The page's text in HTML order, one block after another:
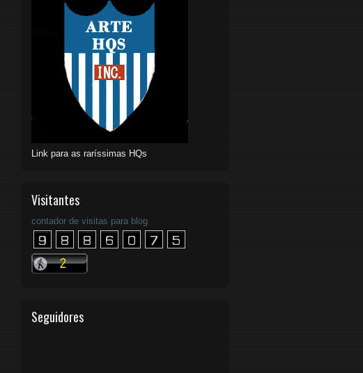
Link para as raríssimas HQs
Visitantes
contador de visitas para blog
Seguidores